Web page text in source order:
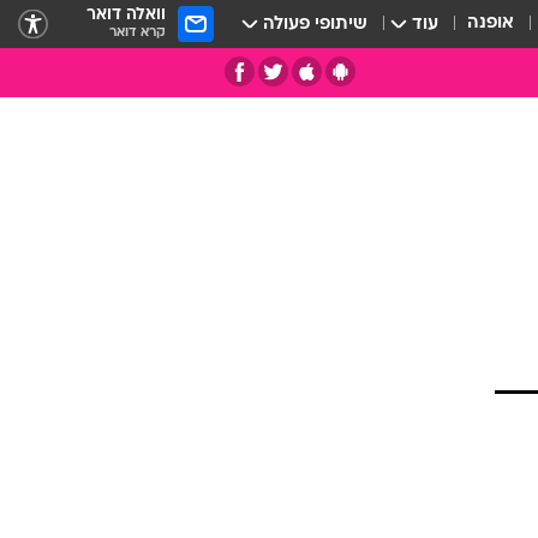
אופנה עוד שיתופי פעולה וואלה דואר
קרא דואר